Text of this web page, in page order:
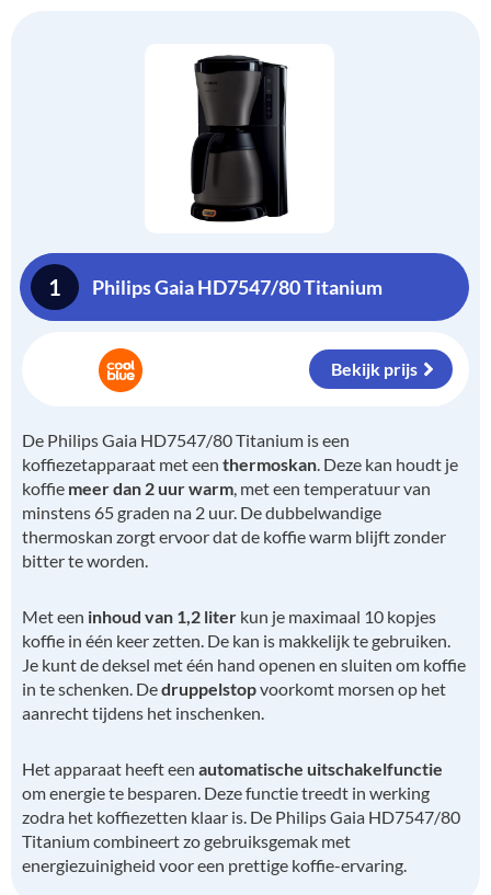
1 Philips Gaia HD7547/80 Titanium
Bekijk prijs
De Philips Gaia HD7547/80 Titanium is een
koffiezetapparaat met een thermoskan. Deze kan houdt je
koffie meer dan 2 uur warm, met een temperatuur van
minstens 65 graden na 2 uur. De dubbelwandige
thermoskan zorgt ervoor dat de koffie warm blijft zonder
bitter te worden.
Met een inhoud van 1,2 liter kun je maximaal 10 kopjes
koffie in één keer zetten. De kan is makkelijk te gebruiken.
Je kunt de deksel met één hand openen en sluiten om koffie
in te schenken. Dedruppelstopvoorkomt morsen op het
aanrecht tijdens het inschenken.
Het apparaat heeft een automatische uitschakelfunctie
om energie te besparen. Deze functie treedt in werking
zodra het koffiezetten klaar is. De Philips Gaia HD7547/80
Titanium combineert zo gebruiksgemak met
energiezuinigheid voor een prettige koffie-ervaring.